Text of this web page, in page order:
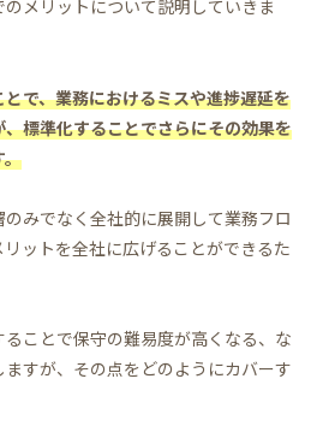
メリットについて説明していきま
で、業務におけるミスや進捗遅延を
標準化することでさらにその効果を
。
みでなく全社的に展開して業務フロ
ットを全社に広げることができるた
ことで保守の難易度が高くなる、な
すが、その点をどのようにカバーす